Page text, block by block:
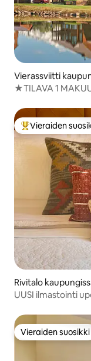
Vierassviitti
★TILAVA 1
Vieraiden
Vieraiden
Rivitalo
UUSI ilmastointi
Vieraiden suosikki
Vieraiden suosikki